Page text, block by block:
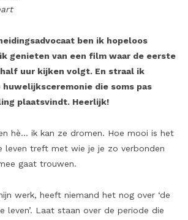
ben ik hopeloos
genieten van een film waar de eerste
uur kijken volgt. En straal ik
die soms pas
plaatsvindt. Heerlijk!
hè… ik kan ze dromen. Hoe mooi is het
leven treft met wie je je zo verbonden
gaat trouwen.
werk, heeft niemand het nog over ‘de
leven’. Laat staan over de periode die